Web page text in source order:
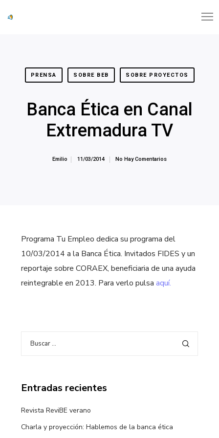
PRENSA SOBRE BEB SOBRE PROYECTOS
Banca Ética en Canal
Extremadura TV
Emilio 11/03/2014 No Hay Comentarios
Programa Tu Empleo dedica su programa del
10/03/2014 a la Banca Ética. Invitados FIDES y un
reportaje sobre CORAEX, beneficiaria de una ayuda
reintegrable en 2013. Para verlo pulsa aquí.
Entradas recientes
Revista ReviBE verano
Charla y proyección: Hablemos de la banca ética